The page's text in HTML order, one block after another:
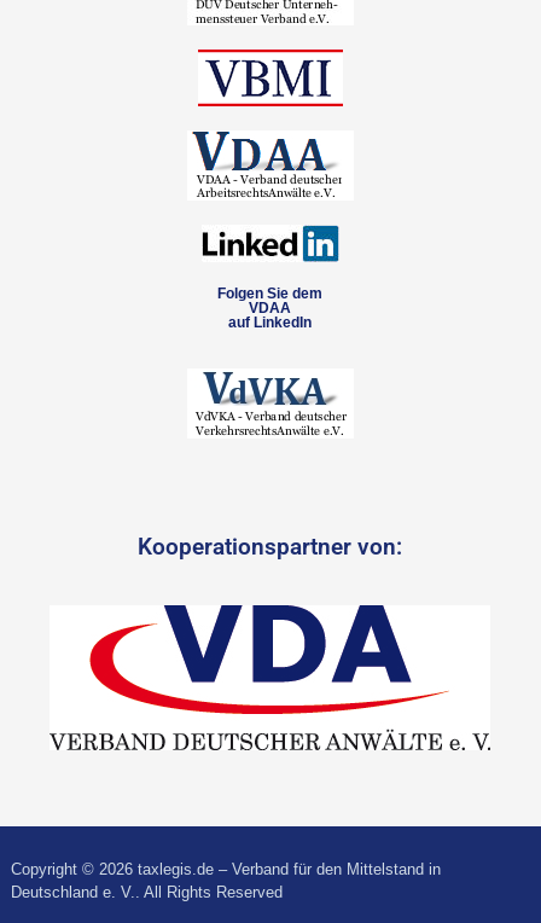
Folgen Sie dem
VDAA
auf LinkedIn
Kooperationspartner von:
Copyright © 2026 taxlegis.de – Verband für den Mittelstand in
Deutschland e. V.. All Rights Reserved